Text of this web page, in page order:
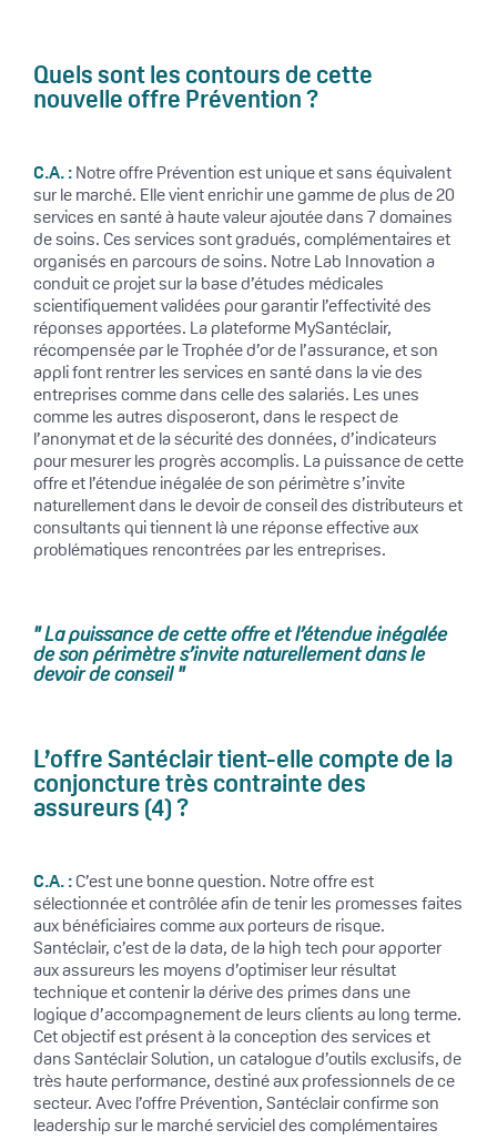
Quels sont les contours de cette
nouvelle offre Prévention ?
C.A. :Notre offre Prévention est unique et sans équivalent
sur le marché. Elle vient enrichir une gamme de plus de 20
services en santé à haute valeur ajoutée dans 7 domaines
de soins. Ces services sont gradués, complémentaires et
organisés en parcours de soins. Notre Lab Innovation a
conduit ce projet sur la base d’études médicales
scientifiquement validées pour garantir l’effectivité des
réponses apportées. La plateforme MySantéclair,
récompensée par le Trophée d’or de l’assurance, et son
appli font rentrer les services en santé dans la vie des
entreprises comme dans celle des salariés. Les unes
comme les autres disposeront, dans le respect de
l’anonymat et de la sécurité des données, d’indicateurs
pour mesurer les progrès accomplis. La puissance de cette
offre et l’étendue inégalée de son périmètre s’invite
naturellement dans le devoir de conseil des distributeurs et
consultants qui tiennent là une réponse effective aux
problématiques rencontrées par les entreprises.
" La puissance de cette offre et l’étendue inégalée
de son périmètre s’invite naturellement dans le
devoir de conseil "
L’offre Santéclair tient-elle compte de la
conjoncture très contrainte des
assureurs (4)?
C.A. :C’est une bonne question. Notre offre est
sélectionnée et contrôlée afin de tenir les promesses faites
aux bénéficiaires comme aux porteurs de risque.
Santéclair, c’est de la data, de la high tech pour apporter
aux assureurs les moyens d’optimiser leur résultat
technique et contenir la dérive des primes dans une
logique d’accompagnement de leurs clients au long terme.
Cet objectif est présent à la conception des services et
dans Santéclair Solution, un catalogue d’outils exclusifs, de
très haute performance, destiné aux professionnels de ce
secteur. Avec l’offre Prévention, Santéclair confirme son
leadership sur le marché serviciel des complémentaires